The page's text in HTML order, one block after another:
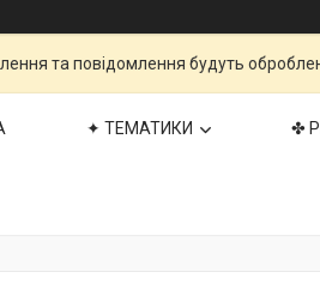
та повідомлення будуть
✦ ТЕМАТИКИ ✤